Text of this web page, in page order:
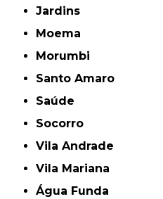
Jardins
Moema
Morumbi
Santo Amaro
Saúde
Socorro
Vila Andrade
Vila Mariana
Água Funda